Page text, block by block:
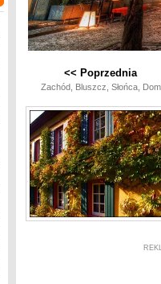
<< Poprzednia
Zachód, Bluszcz, Słońca, Dom